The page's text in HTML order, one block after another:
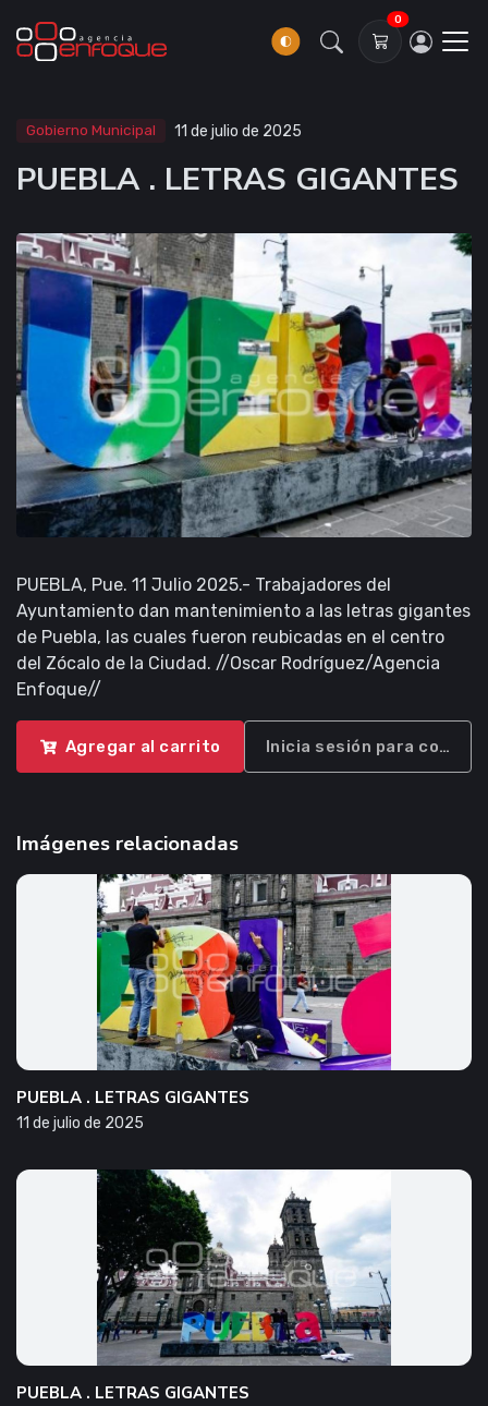
0
Gobierno Municipal 11 de julio de 2025
PUEBLA . LETRAS GIGANTES
PUEBLA, Pue. 11 Julio 2025.- Trabajadores del
Ayuntamiento dan mantenimiento a las letras gigantes
de Puebla, las cuales fueron reubicadas en el centro
del Zócalo de la Ciudad. //Oscar Rodríguez/Agencia
Enfoque//
Agregar al carrito Inicia sesión para
Imágenes relacionadas
PUEBLA . LETRAS GIGANTES
11 de julio de 2025
PUEBLA . LETRAS GIGANTES